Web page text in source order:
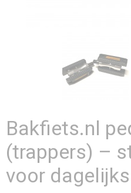
Bakfiets.nl
(trappers) –
voor